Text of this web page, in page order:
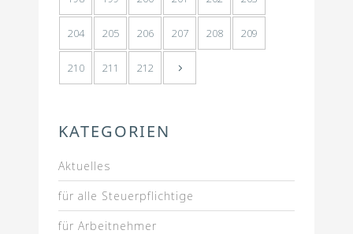
204 205 206 207 208 209
210 211 212
KATEGORIEN
Aktuelles
für alle Steuerpflichtige
für Arbeitnehmer